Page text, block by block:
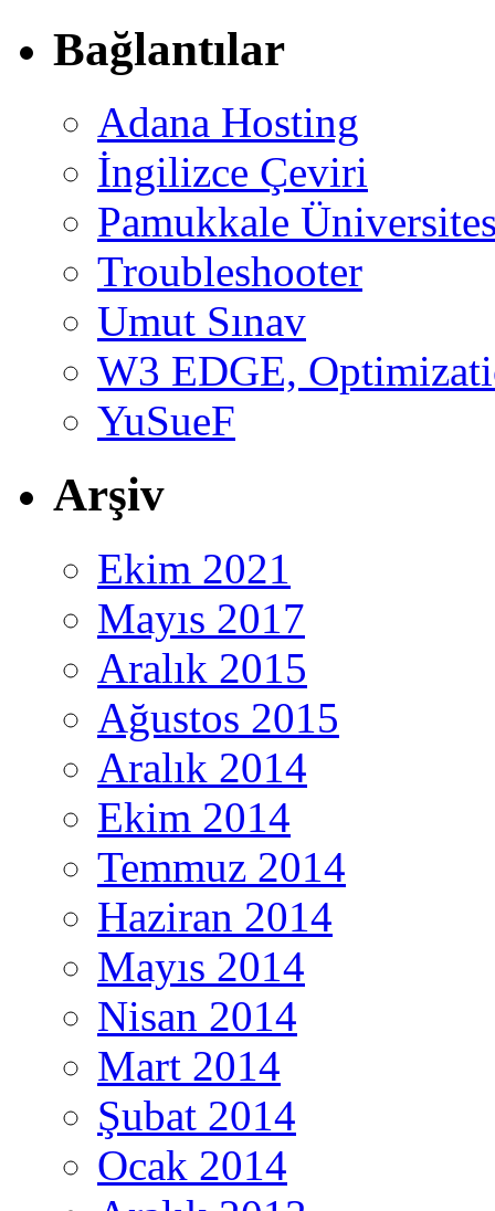
Bağlantılar
Adana Hosting
İngilizce Çeviri
Pamukkale
Troubleshooter
Umut Sınav
W3 EDGE,
YuSueF
Arşiv
Ekim 2021
Mayıs 2017
Aralık 2015
Ağustos 2015
Aralık 2014
Ekim 2014
Temmuz 2014
Haziran 2014
Mayıs 2014
Nisan 2014
Mart 2014
Şubat 2014
Ocak 2014